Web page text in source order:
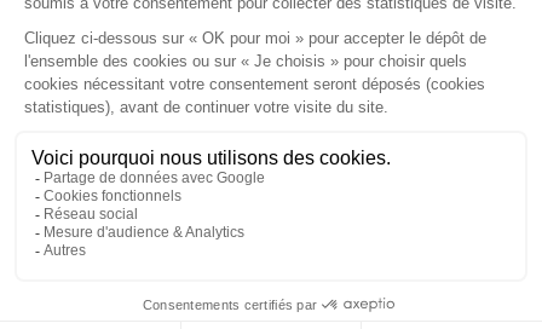
Tél :05 57 55 87 30 - Fax : 05 57 51 73 64
Email :gaucher-piola@gaucher-piola-avocat.fr
NOUS CONTACTER
NOUS LOCALISER
Honoraires Plan du site Mentions légales